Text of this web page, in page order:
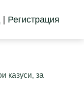
| Регистрация
казуси, за